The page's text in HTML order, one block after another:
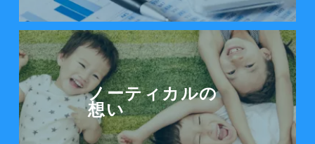
ノーティカルの
想い
ノーティカルの想いを見る